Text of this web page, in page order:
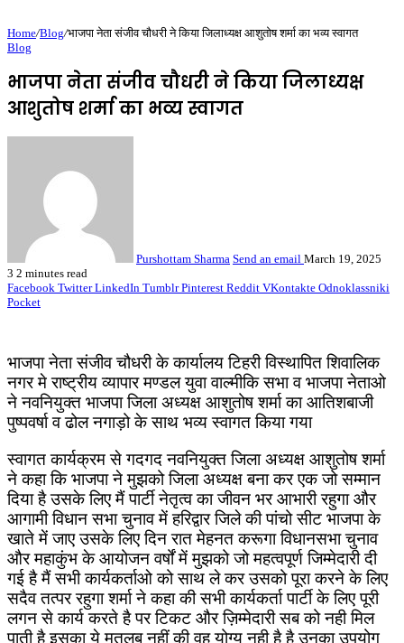
Home/Blog/भाजपा नेता संजीव चौधरी ने किया जिलाध्यक्ष आशुतोष शर्मा का भव्य स्वागत
Blog
भाजपा नेता संजीव चौधरी ने किया जिलाध्यक्ष
आशुतोष शर्मा का भव्य स्वागत
Purshottam Sharma Send an email March 19, 2025
3 2 minutes read
Facebook Twitter LinkedIn Tumblr Pinterest Reddit VKontakte Odnoklassniki
Pocket
भाजपा नेता संजीव चौधरी के कार्यालय टिहरी विस्थापित शिवालिक
नगर मे राष्ट्रीय व्यापार मण्डल युवा वाल्मीकि सभा व भाजपा नेताओ
ने नवनियुक्त भाजपा जिला अध्यक्ष आशुतोष शर्मा का आतिशबाजी
पुष्पवर्षा व ढोल नगाड़ो के साथ भव्य स्वागत किया गया
स्वागत कार्यक्रम से गदगद नवनियुक्त जिला अध्यक्ष आशुतोष शर्मा
ने कहा कि भाजपा ने मुझको जिला अध्यक्ष बना कर एक जो सम्मान
दिया है उसके लिए मैं पार्टी नेतृत्व का जीवन भर आभारी रहुगा और
आगामी विधान सभा चुनाव में हरिद्वार जिले की पांचो सीट भाजपा के
खाते में जाए उसके लिए दिन रात मेहनत करूगा विधानसभा चुनाव
और महाकुंभ के आयोजन वर्षों में मुझको जो महत्वपूर्ण जिम्मेदारी दी
गई है मैं सभी कार्यकर्ताओ को साथ ले कर उसको पूरा करने के लिए
सदैव तत्पर रहुगा शर्मा ने कहा की सभी कार्यकर्ता पार्टी के लिए पूरी
लगन से कार्य करते है पर टिकट और ज़िम्मेदारी सब को नही मिल
पाती है इसका ये मतलब नहीं की वह योग्य नही है है उनका उपयोग